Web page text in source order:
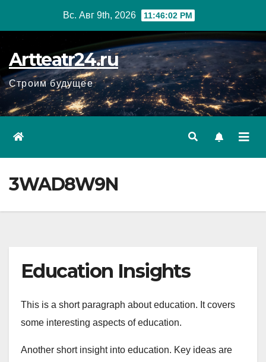
Вс. Авг 9th, 2026 11:46:03 PM
Artteatr24.ru
Строим будущее
3WAD8W9N
Education Insights
This is a short paragraph about education. It covers
some interesting aspects of education.
Another short insight into education. Key ideas are